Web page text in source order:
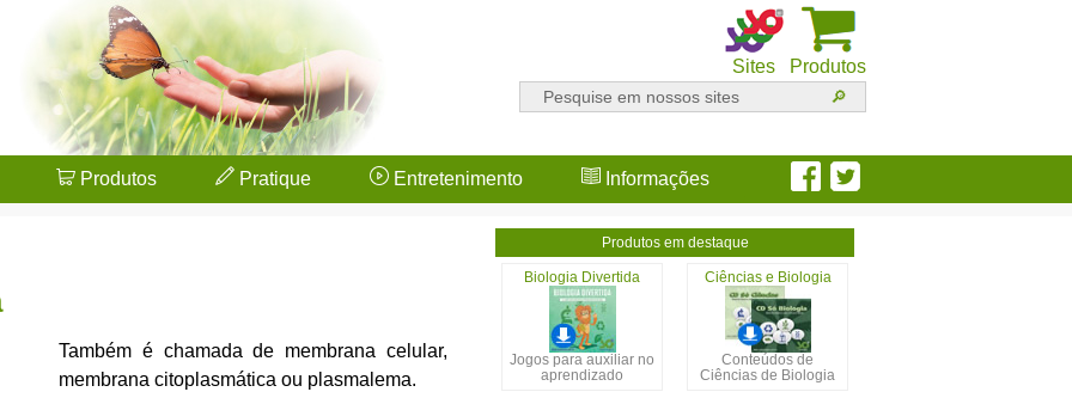
Produtos
Sites
Produtos Pratique Entretenimento Informações
Também é chamada de membrana celular,
membrana citoplasmática ou plasmalema.
Produtos em destaque
Biologia Divertida
Jogos para auxiliar no
aprendizado
Ciências e Biologia
Conteúdos de
Ciências de Biologia